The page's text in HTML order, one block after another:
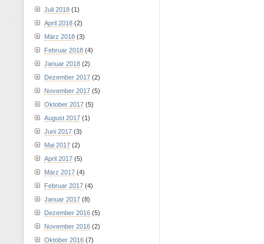
Juli 2018 (1)
April 2018 (2)
März 2018 (3)
Februar 2018 (4)
Januar 2018 (2)
Dezember 2017 (2)
November 2017 (5)
Oktober 2017 (5)
August 2017 (1)
Juni 2017 (3)
Mai 2017 (2)
April 2017 (5)
März 2017 (4)
Februar 2017 (4)
Januar 2017 (8)
Dezember 2016 (5)
November 2016 (2)
Oktober 2016 (7)